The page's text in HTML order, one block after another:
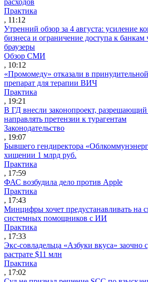
Практика
, 11:12
Утренний обзор за 4 августа: усиление
бизнеса и ограничение доступа к банкам
браузеры
Обзор СМИ
, 10:12
«Промомеду» отказали в
препарат для терапии ВИЧ
Практика
, 19:21
В ГД внесли законопроект, разрешающий
направлять претензии к турагентам
Законодательство
, 19:07
Бывшего гендиректора
хищении 1 млрд руб.
Практика
, 17:59
ФАС возбудила дело против Apple
Практика
, 17:43
Минцифры хочет предустанавливать на
системных помощников с ИИ
Практика
, 17:33
Экс-совладельца «Азбуки вкуса» заочно
растрате $11 млн
Практика
, 17:02